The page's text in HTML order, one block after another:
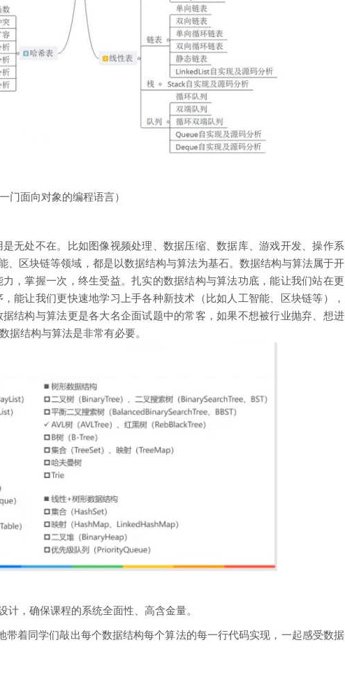
门面向对象的编程语言）
无处不在。比如图像视频处理、数据压缩、数据库、游戏开发、操作系
、区块链等领域，都是以数据结构与算法为基石。数据结构与算法属于开
，掌握一次，终生受益。扎实的数据结构与算法功底，能让我们站在更
能让我们更快速地学习上手各种新技术（比如人工智能、区块链等），
结构与算法更是各大名企面试题中的常客，如果不想被行业抛弃、想进
据结构与算法是非常有必要。
计，确保课程的系统全面性、高含金量。
带着同学们敲出每个数据结构每个算法的每一行代码实现，一起感受数据